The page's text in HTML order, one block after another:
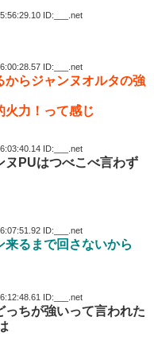
ID:___.net
ID:___.net
からジャンヌオルタの強
火力！って感じ
ID:___.net
ヌPUはつべこべ言わず
ID:___.net
るまで回さないから
ID:___.net
っちが強いって言われた